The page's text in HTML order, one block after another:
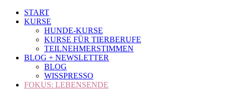
START
KURSE
HUNDE-KURSE
KURSE FÜR TIERBERUFE
TEILNEHMERSTIMMEN
BLOG + NEWSLETTER
BLOG
WISSPRESSO
FOKUS: LEBENSENDE